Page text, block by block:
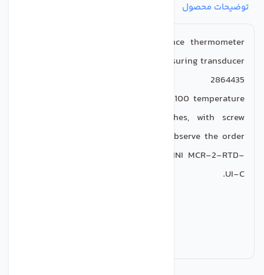
توضیحات محصول
Resistance thermometer
measuring transducer
2864435
MCR temperature transducer for Pt 100 temperature
sensors, configured via DIP switches, with screw
connection, preconfigured (please observe the order
key). Replacement part: 2902048 MINI MCR-2-RTD-
UI-C.